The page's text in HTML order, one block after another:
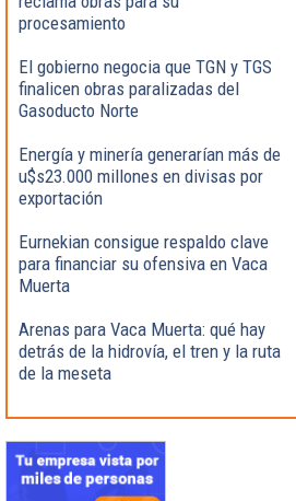
procesamiento
El gobierno negocia que TGN y TGS
finalicen obras paralizadas del
Gasoducto Norte
Energía y minería generarían más de
u$s23.000 millones en divisas por
exportación
Eurnekian consigue respaldo clave
para financiar su ofensiva en Vaca
Muerta
Arenas para Vaca Muerta: qué hay
detrás de la hidrovía, el tren y la ruta
de la meseta